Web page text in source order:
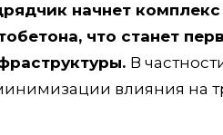
начнет
что станет
В
влияния на